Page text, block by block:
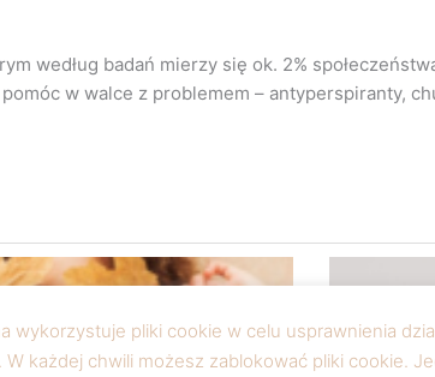
według badań mierzy się ok. 2%
w walce z problemem – antyperspiranty,
wykorzystuje pliki cookie w celu usprawnienia
W każdej chwili możesz zablokować pliki cookie.